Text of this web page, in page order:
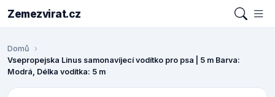
Zemezvirat.cz
Domů
Vsepropejska Linus samonavíjecí vodítko pro psa | 5 m Barva:
Modrá, Délka vodítka: 5 m